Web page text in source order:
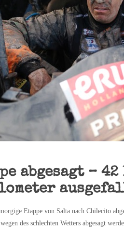
abgesagt –
Etappe von Salta nach Chilecito
des schlechten Wetters abgesagt